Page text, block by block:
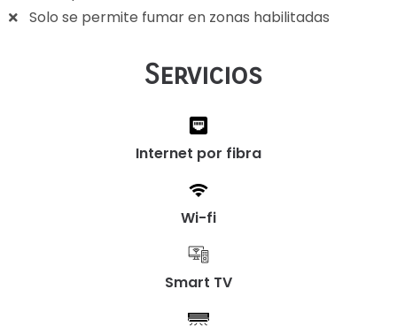
Solo se permite fumar en zonas habilitadas
Servicios
Internet por fibra
Wi-fi
Smart TV